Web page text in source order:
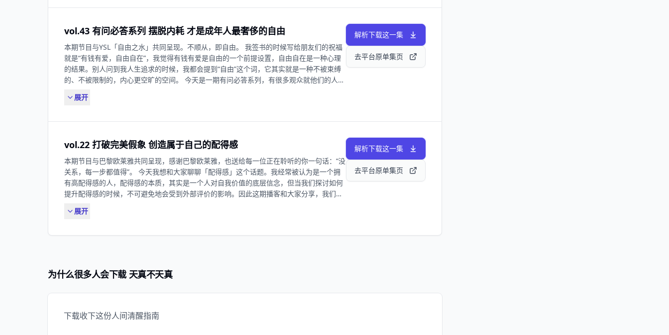
求。 35:02 我尽量不让自己成为事情变化的变量。 37:08 从幕后到幕前心态的转变：做一份
他。 42:32 不追求最大化的成功，而是追求不断的创新和创造力。 44:09 不要成为我，去成
为你们自己。
的那条蓄能之路，让每一份专注的自我投资，都成为未来绽放的底气。 00:33轮椅视角下的
继续前行 15:19 从“向世界证明我是谁”到“用能量回馈世界” 18:19 英语直播课的开启过程：
凡事的起心动念就是你能量的来源 22:06 我们如何觉察自己的“贪嗔痴慢疑” 25:44 “我不畏惧
自己做不到，也不害怕别人看见此刻的我没做到” 31:09 Q1-32岁职场女性，想运动却难以坚
持，怎么办？ 32:08 被恐惧驱动 vs 被爱驱动：找到你真正愿意运动的那个“快乐来源” 37:37
如果身体动不起来，先从呼吸开始 40:21 Q2-工作5年陷入倦怠期，想转型又不知从何下手？
40:56 跳出旧的路径依赖，学会运用时代工具 45:36 用战略眼光看人生：先俯瞰全局，再找
适合自己的路 47:49 Q3-给当下正在默默努力，暂时还没被看见的女生怎样的蓄能建议？
和最容易耗损我的时刻 54:00 真正的自我投资，是让投出去的东西最终回到你身上 BGM：
之一：我们深信，每一次专注的自我投资，每一个不为外人道的蓄能瞬间，本身就蕴含着巨
大的能量与声音。感谢迪桑特对本期节目的支持，欢迎大家在评论区留言，分享你的「“蓄能
绽放”时刻」，我们将抽取五位听友送出「迪桑特蓄能绽放礼赠」。 /关于《杨天真的高情商
公式》/ 高情商=满足自己＋成全别人=成事 我的高情商课程 总结了我过去工作和生活中高情
商成事儿的实践经验，28节音频课，从底层认识到行动，教大家成为不仅让自己爽，还能成
事儿的人。
vol.43 有问必答系列 摆脱内耗 才是成年人最奢侈的自由
本期节目与YSL「自由之水」共同呈现。不顺从，即自由。 我签书的时候写给朋友们的祝福
就是“有钱有爱，自由自在”，我觉得有钱有爱是自由的一个前提设置，自由自在是一种心理
的结果。别人问到我人生追求的时候，我都会提到“自由”这个词，它其实就是一种不被束缚
的、不被限制的，内心更空旷的空间。 今天是一期有问必答系列，有很多观众就他们的人生
在40岁生日办“告别式”，我到底告别了什么？ 00:05:32 Q1-承担着家庭大额开支却被裁员，
那份“春风得意”是时代赋予的幸运，是调整状态的第一步 00:12:41 人宁可活在糟糕的“真”
性条件越多，越难翻篇 00:25:55 当需要解决的问题超过你的能力时，就要学会和使用新时
代的工具，为自己找到新的工作方法和可能性 00:32:02 Q2-童年遭遇亲戚的轻视，甚至是性
骚扰，如何与创伤和解? 00:35:59 把和解的期待寄托在伤害你的人身上，往往是一种更深的
束缚；那条看似最艰难的“自我成长”之路，反而是通往自由最可靠的途径 00:37:10 坚定地
“接纳”，用觉察训练召唤成熟的自我，去拥抱内在的小孩 00:40:43切断对他人的依赖，完成
自救 00:43:30 Q3-父母私自挥霍彩礼钱，控制欲极强该怎么办? 00:44:31当上一代人把子女
视为“资产”时，我们的反抗显得“大逆不道”，但这正是跳脱出无形的社会共识，去寻找内心真
易激怒我们？因为他们身上往往呈现了那个“我们最不想成为的自己”，在内心不够强大前，
一起感受圣罗兰的侵略感气场花香调。 /关于《杨天真的高情商公式》/ 高情商=满足自己＋
展开
解析下载这一集
去平台原单集页
vol.22 打破完美假象 创造属于自己的配得感
本期节目与巴黎欧莱雅共同呈现，感谢巴黎欧莱雅，也送给每一位正在聆听的你一句话：“没
关系，每一步都值得”。 今天我想和大家聊聊「配得感」这个话题。我经常被认为是一个拥
有高配得感的人，配得感的本质，其实是一个人对自我价值的底层信念，但当我们探讨如何
提升配得感的时候，不可避免地会受到外部评价的影响。因此这期播客和大家分享，我们如
祝大家在人生的历程中，走的每一步路都不害怕，照见自己，允许自己，经历的成功与失败
感低的人，会被「完美」的假象笼罩； 12:14 完美的对立面是「糟糕」，我们对完美的需求
一个事件，珍贵的是大家相聚于此； 20:17 回顾混沌学院演讲：脱下高跟鞋时，我迎来第一
次掌声； 24:06 「不配得感」发生在任何人身上都很正常； 26:21 关于变瘦的争议——找到
合适自己的运动，以健康为结果，而不是以减肥为目标； 28:41 能力范围内，我配得任何让
35:06 与内在对话——允许情绪发生，允许自己不完美； 37:22 去经历，去遇见，所有瞬间
展开
解析下载这一集
去平台原单集页
为什么很多人会下载 天真不天真
下载收下这份人间清醒指南